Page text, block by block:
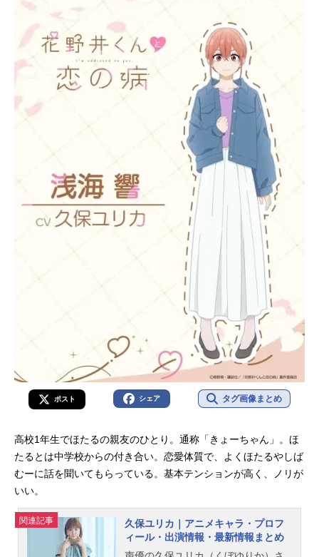
ポスト シェア タグ画像まとめ
高校1年生でほたるの親友のひとり。通称「きょーちゃん」。ほ
たるとは中学校からの付き合い。恋愛体質で、よくほたるやしば
むーに話を聞いてもらっている。基本テンションが高く、ノリが
いい。
関連記事
久保ユリカ｜アニメキャラ・プロフ
ィール・出演情報・最新情報まとめ